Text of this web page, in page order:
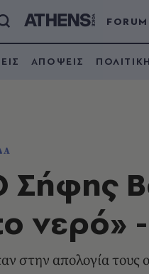
FORUM
ΑΠΟΨΕΙΣ
Σήφης
νερό»
στην απολογία τους